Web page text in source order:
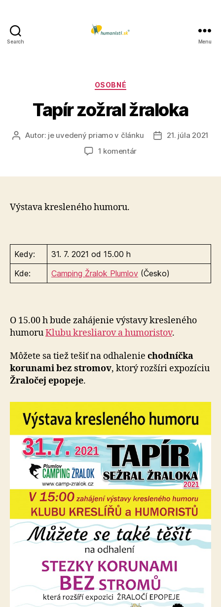
Search Menu
Kategórie
OSOBNÉ
Tapír zožral žraloka
AutorAutor: je uvedený priamo v článku
Dátum
21. júla 2021
1 komentárna
Výstava kresleného humoru.
Kedy:
31. 7. 2021 od 15.00 h
Kde:
Camping Žralok Plumlov (Česko)
O 15.00 h bude zahájenie výstavy kresleného
humoruKlubu kresliarov a humoristov.
Môžete sa tiež tešiť na odhalenie chodníčka
korunami bez stromov, ktorý rozšíri expozíciu
Žraločej epopeje.